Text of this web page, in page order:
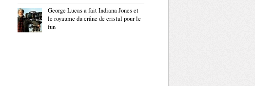
George Lucas a fait Indiana Jones et
le royaume du crâne de cristal pour le
fun